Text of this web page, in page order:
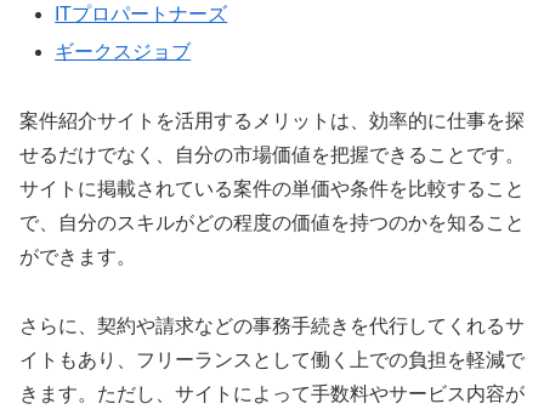
ITプロパートナーズ
ギークスジョブ
案件紹介サイトを活用するメリットは、効率的に仕事を探
せるだけでなく、自分の市場価値を把握できることです。
サイトに掲載されている案件の単価や条件を比較すること
で、自分のスキルがどの程度の価値を持つのかを知ること
ができます。
さらに、契約や請求などの事務手続きを代行してくれるサ
イトもあり、フリーランスとして働く上での負担を軽減で
きます。ただし、サイトによって手数料やサービス内容が